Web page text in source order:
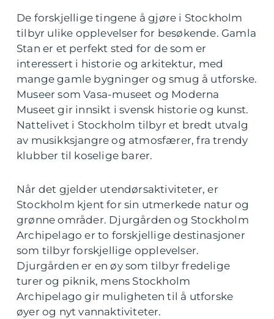
De forskjellige tingene å gjøre i Stockholm
tilbyr ulike opplevelser for besøkende. Gamla
Stan er et perfekt sted for de som er
interessert i historie og arkitektur, med
mange gamle bygninger og smug å utforske.
Museer som Vasa-museet og Moderna
Museet gir innsikt i svensk historie og kunst.
Nattelivet i Stockholm tilbyr et bredt utvalg
av musikksjangre og atmosfærer, fra trendy
klubber til koselige barer.
Når det gjelder utendørsaktiviteter, er
Stockholm kjent for sin utmerkede natur og
grønne områder. Djurgården og Stockholm
Archipelago er to forskjellige destinasjoner
som tilbyr forskjellige opplevelser.
Djurgården er en øy som tilbyr fredelige
turer og piknik, mens Stockholm
Archipelago gir muligheten til å utforske
øyer og nyt vannaktiviteter.